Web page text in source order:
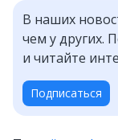
В наших
чем у других.
и читайте
Подписаться